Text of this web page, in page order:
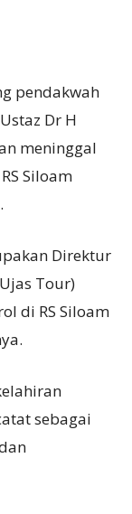
pendakwah
Dr H
meninggal
Siloam
Direktur
Tour)
di RS Siloam
sebagai